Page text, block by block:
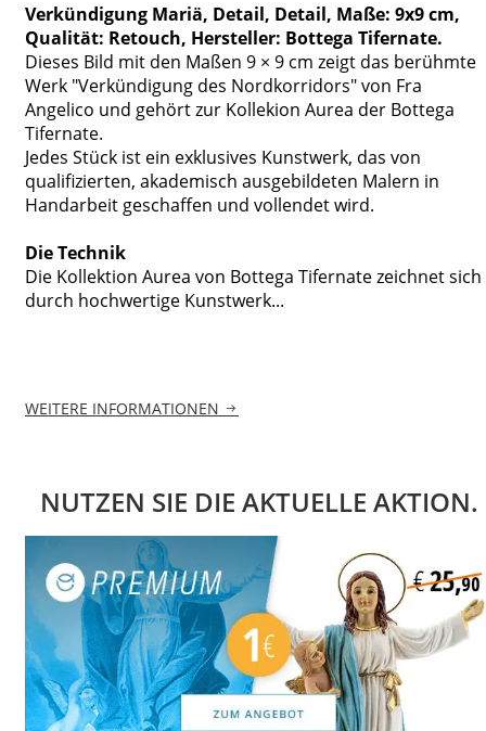
Verkündigung Mariä, Detail, Detail, Maße: 9x9 cm,
Qualität: Retouch, Hersteller: Bottega Tifernate.
Dieses Bild mit den Maßen 9 × 9 cm zeigt das berühmte
Werk "Verkündigung des Nordkorridors" von Fra
Angelico und gehört zur Kollekion Aurea der Bottega
Tifernate.
Jedes Stück ist ein exklusives Kunstwerk, das von
qualifizierten, akademisch ausgebildeten Malern in
Handarbeit geschaffen und vollendet wird.
Die Technik
Die Kollektion Aurea von Bottega Tifernate zeichnet sich
durch hochwertige Kunstwerk...
WEITERE INFORMATIONEN
NUTZEN SIE DIE AKTUELLE AKTION.